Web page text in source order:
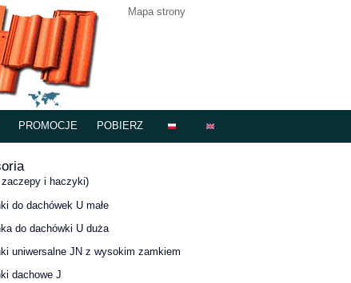
Mapa strony
PROMOCJE POBIERZ
i haczyki)
do dachówek U małe
do dachówki U duża
uniwersalne JN z wysokim zamkiem
dachowe J